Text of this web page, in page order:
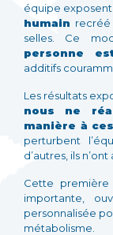
équipe exposent
humain
selles. Ce
personne
additifs
Les résultats
nous ne
manière à
perturbent
d’autres, ils
Cette
importante,
personnalisée